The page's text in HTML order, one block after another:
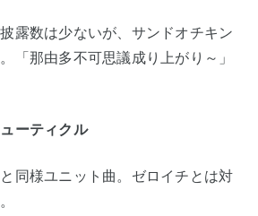
露数は少ないが、サンドオチキン
「那由多不可思議成り上がり～」
ーティクル
同様ユニット曲。ゼロイチとは対